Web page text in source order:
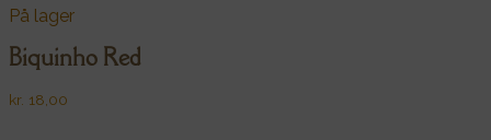
På lager
Biquinho Red
kr. 18,00